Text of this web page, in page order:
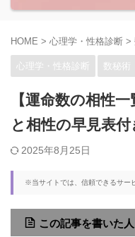
HOME > 心理学・性格診断 >
心理学・性格診断 数秘術
【運命数の相性
と相性の早見表付
2025年8月25日
※当サイトでは、信頼できるサー
この記事を書いた人